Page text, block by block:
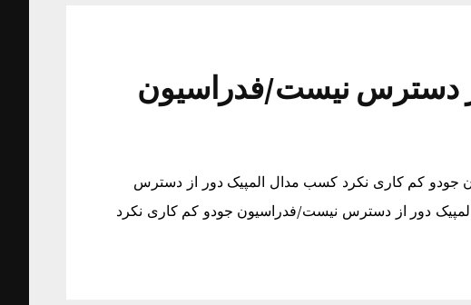
دسترس نیست/فدراسیون
کم کاری نکرد کسب مدال المپیک دور از دسترس
دور از دسترس نیست/فدراسیون جودو کم کاری نکرد